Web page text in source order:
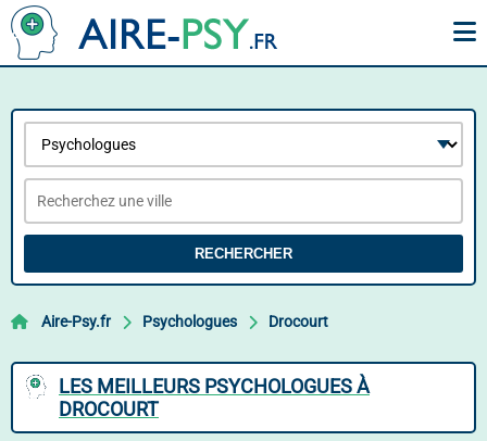
RECHERCHER
Aire-Psy.fr Psychologues Drocourt
LES MEILLEURS PSYCHOLOGUES À
DROCOURT